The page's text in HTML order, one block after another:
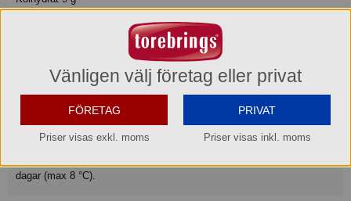
Fiber 0.7 g
Vitamin C VITC- 56
Förvaring
Max-/Mintemperatur: 8/0°C
dagar (max 8 °C).
Vänligen välj företag eller privat
FÖRETAG
Priser visas exkl. moms
PRIVAT
Priser visas inkl. moms